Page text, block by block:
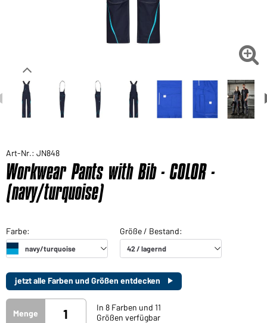

Art-Nr.: JN848
Workwear Pants with Bib - COLOR -
(navy/turquoise)
jetzt alle Farben und Größen entdecken
Menge
In 8 Farben und 11
Größen verfügbar